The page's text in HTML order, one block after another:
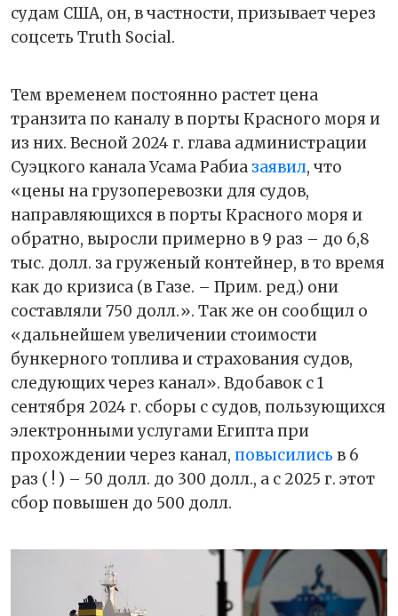
судам США, он, в частности, призывает через
соцсеть Truth Social.
Тем временем постоянно растет цена
транзита по каналу в порты Красного моря и
из них. Весной 2024 г. глава администрации
Суэцкого канала Усама Рабиа заявил, что
«цены на грузоперевозки для судов,
направляющихся в порты Красного моря и
обратно, выросли примерно в 9 раз – до 6,8
тыс. долл. за груженый контейнер, в то время
как до кризиса (в Газе. – Прим. ред.) они
составляли 750 долл.». Так же он сообщил о
«дальнейшем увеличении стоимости
бункерного топлива и страхования судов,
следующих через канал». Вдобавок с 1
сентября 2024 г. сборы с судов, пользующихся
электронными услугами Египта при
прохождении через канал, повысились в 6
раз ( ! ) – 50 долл. до 300 долл., а с 2025 г. этот
сбор повышен до 500 долл.